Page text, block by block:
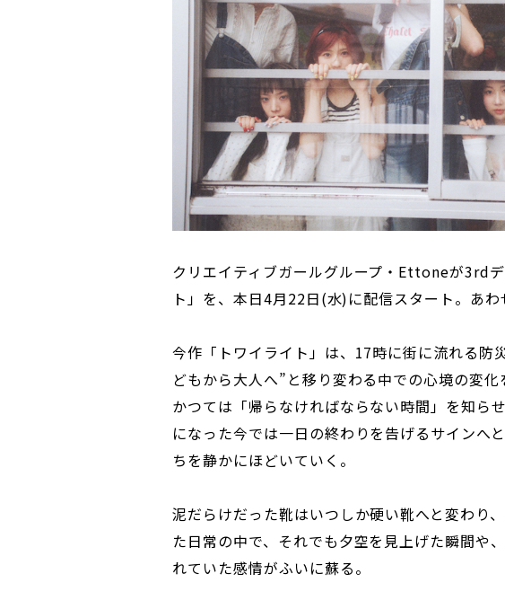
クリエイティブガールグループ・Ettoneが3rd
ト」を、本日4月22日(水)に配信スタート。あわ
今作「トワイライト」は、17時に街に流れる防
どもから大人へ”と移り変わる中での心境の変化
かつては「帰らなければならない時間」を知ら
になった今では一日の終わりを告げるサインへ
ちを静かにほどいていく。
泥だらけだった靴はいつしか硬い靴へと変わり
た日常の中で、それでも夕空を見上げた瞬間や
れていた感情がふいに蘇る。